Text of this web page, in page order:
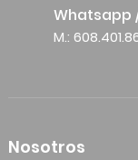
Whatsapp
M.:
Nosotros